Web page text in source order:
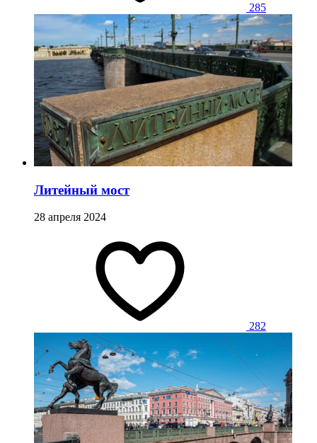
285
Литейный мост
28 апреля 2024
282